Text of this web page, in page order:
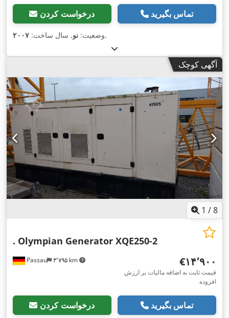
درخواست کردن تماس بگیرید
وضعیت: نو, سال ساخت: ۲۰۰۷ ,
آگهی کوچک
1 /8
Passau ۳٬۷۹۵ km
. Olympian Generator XQE250-2
‎€۱۴٬۹۰۰
قیمت ثابت به اضافه مالیات بر ارزش
افزوده
درخواست کردن تماس بگیرید